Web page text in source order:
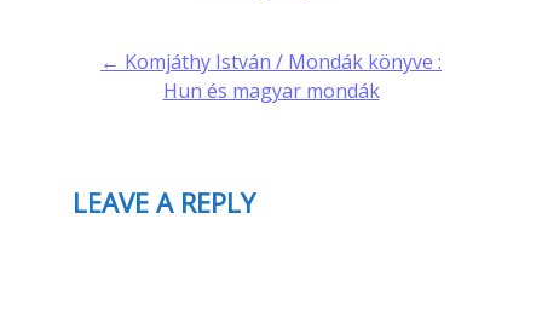
← Komjáthy István / Mondák könyve :
Hun és magyar mondák
LEAVE A REPLY